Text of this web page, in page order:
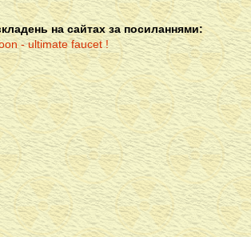
на сайтах за посиланнями: